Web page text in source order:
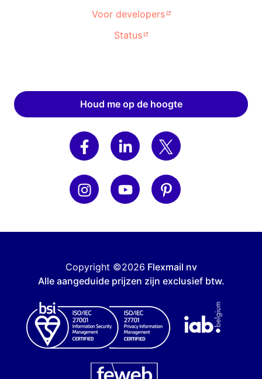
Voor developers
Status
Houd me op de hoogte
Copyright ©2026 Flexmail nv
Alle aangeduide prijzen zijn exclusief btw.